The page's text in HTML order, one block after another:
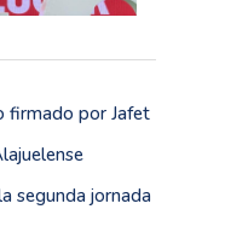
firmado por Jafet
segunda jornada